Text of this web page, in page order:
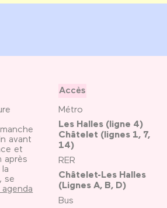
avant
et
après
se
Accès
Métro
Les Halles (ligne 4)
Châtelet (lignes 1, 7,
14)
RER
Châtelet-Les Halles
(Lignes A, B, D)
Bus